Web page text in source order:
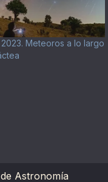
Meteoros a lo largo
Astronomía